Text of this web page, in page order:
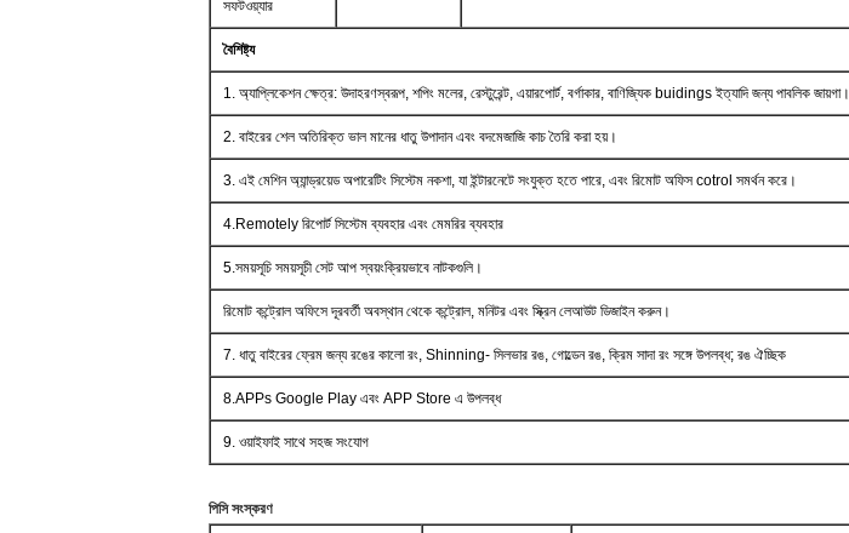
সফটওয়্যার
বৈশিষ্ট্য
1. অ্যাপ্লিকেশন ক্ষেত্র: উদাহরণস্বরূপ, শপিং মলের, রেস্টুরেন্ট, এয়ারপোর্ট, বর্গাকার, বাণিজ্যিক buidings ইত্যাদি জন্য পাবলিক জায়গা।
2. বাইরের শেল অতিরিক্ত ভাল মানের ধাতু উপাদান এবং বদমেজাজি কাচ তৈরি করা হয়।
3. এই মেশিন অ্যান্ড্রয়েড অপারেটিং সিস্টেম নকশা, যা ইন্টারনেটে সংযুক্ত হতে পারে, এবং রিমোট অফিস cotrol সমর্থন করে।
4.Remotely রিপোর্ট সিস্টেম ব্যবহার এবং মেমরির ব্যবহার
5.সময়সূচি সময়সূচী সেট আপ স্বয়ংক্রিয়ভাবে নাটকগুলি।
রিমোট কন্ট্রোল অফিসে দূরবর্তী অবস্থান থেকে কন্ট্রোল, মনিটর এবং স্ক্রিন লেআউট ডিজাইন করুন।
7. ধাতু বাইরের ফ্রেম জন্য রঙের কালো রং, Shinning- সিলভার রঙ, গোল্ডেন রঙ, ক্রিম সাদা রং সঙ্গে উপলব্ধ; রঙ ঐচ্ছিক
8.APPs Google Play এবং APP Store এ উপলব্ধ
9. ওয়াইফাই সাথে সহজ সংযোগ
পিসি সংস্করণ